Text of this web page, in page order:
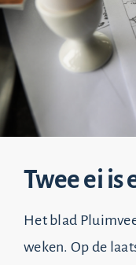
Twee ei is
Het blad
weken. Op de